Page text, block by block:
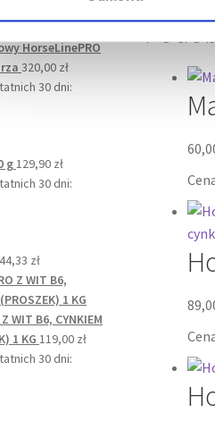
HorseLinePRO
320,00 zł
30 dni:
g129,90 zł
30 dni:
zł
WIT B6, CYNKIEM
1 KG 119,00 zł
30 dni: